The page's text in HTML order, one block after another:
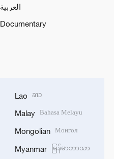
العربية
Documentary
Lao ລາວ
Malay Bahasa Melayu
Mongolian Монгол
Myanmar မြန်မာဘာသာ